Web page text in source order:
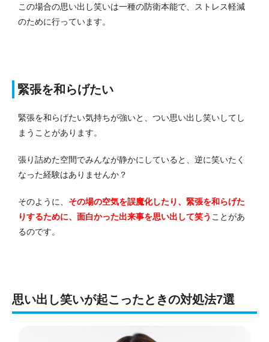
この場合の思い出し笑いは一種の防衛本能で、ストレス軽減
のために行っています。
緊張を和らげたい
緊張を和らげたい気持ちが強いと、つい思い出し笑いしてし
まうことがあります。
張り詰めた空間でみんなが静かにしていると、逆に笑いたく
なった経験はありませんか？
そのように、 その場の空気を誤魔化したり、緊張を和らげた
りするために、面白かった出来事を思い出して笑う ことがあ
るのです。
思い出し笑いが起こったときの対処法7選